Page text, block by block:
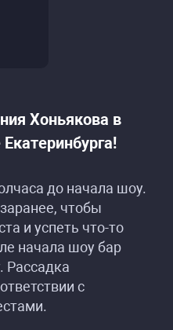
Хоньякова в
до начала шоу.
чтобы
и успеть что-то
начала шоу бар
Рассадка
с